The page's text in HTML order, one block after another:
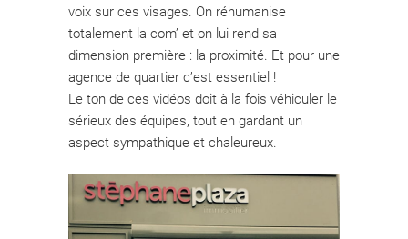
voix sur ces visages. On réhumanise
totalement la com’ et on lui rend sa
dimension première : la proximité. Et pour une
agence de quartier c’est essentiel !
Le ton de ces vidéos doit à la fois véhiculer le
sérieux des équipes, tout en gardant un
aspect sympathique et chaleureux.